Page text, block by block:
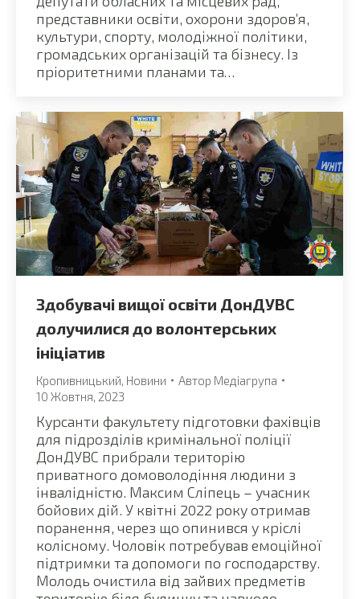
представники освіти, охорони здоров’я,
культури, спорту, молодіжної політики,
громадських організацій та бізнесу. Із
пріоритетними планами та…
Здобувачі вищої освіти ДонДУВС
долучилися до волонтерських
ініціатив
Кропивницький Новини Автор Медіагрупа
10 Жовтня, 2023
Курсанти факультету підготовки фахівців
для підрозділів кримінальної поліції
ДонДУВС прибрали територію
приватного домоволодіння людини з
інвалідністю. Максим Сліпець – учасник
бойових дій. У квітні 2022 року отримав
поранення, через що опинився у кріслі
колісному. Чоловік потребував емоційної
підтримки та допомоги по господарству.
Молодь очистила від зайвих предметів